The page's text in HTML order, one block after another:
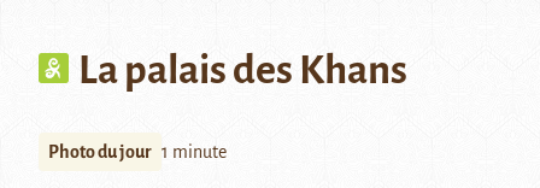
La palais des Khans
Photo du jour 1 minute